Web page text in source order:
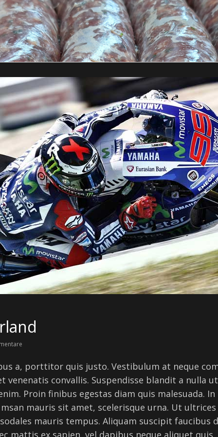
a, porttitor quis justo. Vestibulum at neque
venenatis convallis. Suspendisse blandit a nulla
Proin finibus egestas diam quis malesuada.
mauris sit amet, scelerisque urna. Ut
mauris tempus. Aliquam suscipit faucibus
mattis ex sapien, vel dapibus neque aliquet quis.